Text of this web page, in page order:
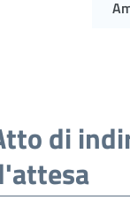
di